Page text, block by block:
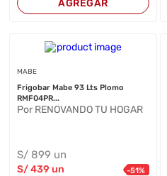
AGREGAR
MABE
Frigobar Mabe 93 Lts Plomo
RMF04PR...
Por RENOVANDO TU HOGAR
S/ 899 un
S/439 un -51%